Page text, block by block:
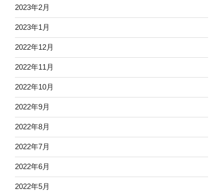
2023年2月
2023年1月
2022年12月
2022年11月
2022年10月
2022年9月
2022年8月
2022年7月
2022年6月
2022年5月